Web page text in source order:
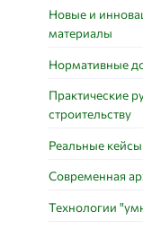
Новые и
материалы
Нормативные
Практические
строительству
Реальные
Современная
Технологии